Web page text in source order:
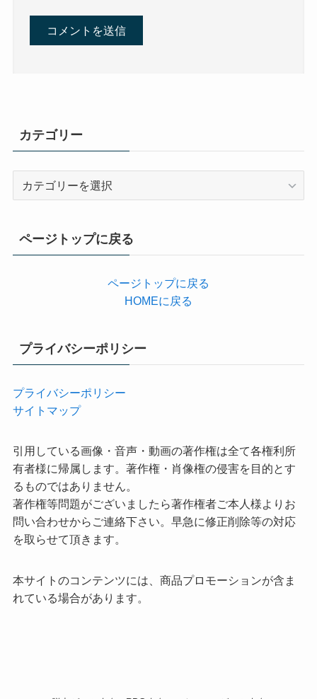
カテゴリー
ページトップに戻る
ページトップに戻る
HOMEに戻る
プライバシーポリシー
プライバシーポリシー
サイトマップ
引用している画像・音声・動画の著作権は全て各権利所
有者様に帰属します。著作権・肖像権の侵害を目的とす
るものではありません。
著作権等問題がございましたら著作権者ご本人様よりお
問い合わせからご連絡下さい。早急に修正削除等の対応
を取らせて頂きます。
本サイトのコンテンツには、商品プロモーションが含ま
れている場合があります。